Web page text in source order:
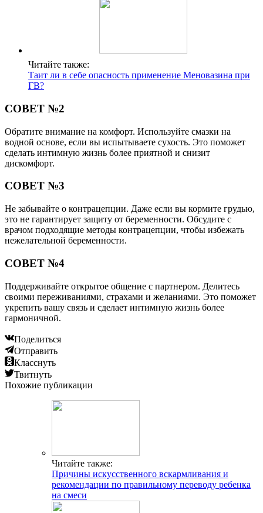
Читайте также:
Таит ли в себе опасность применение Меновазина при
ГВ?
СОВЕТ №2
Обратите внимание на комфорт. Используйте смазки на
водной основе, если вы испытываете сухость. Это поможет
сделать интимную жизнь более приятной и снизит
дискомфорт.
СОВЕТ №3
Не забывайте о контрацепции. Даже если вы кормите грудью,
это не гарантирует защиту от беременности. Обсудите с
врачом подходящие методы контрацепции, чтобы избежать
нежелательной беременности.
СОВЕТ №4
Поддерживайте открытое общение с партнером. Делитесь
своими переживаниями, страхами и желаниями. Это поможет
укрепить вашу связь и сделает интимную жизнь более
гармоничной.
Поделиться
Отправить
Класснуть
Твитнуть
Похожие публикации
Читайте также:
Причины искусственного вскармливания и
рекомендации по правильному переводу ребенка
на смеси